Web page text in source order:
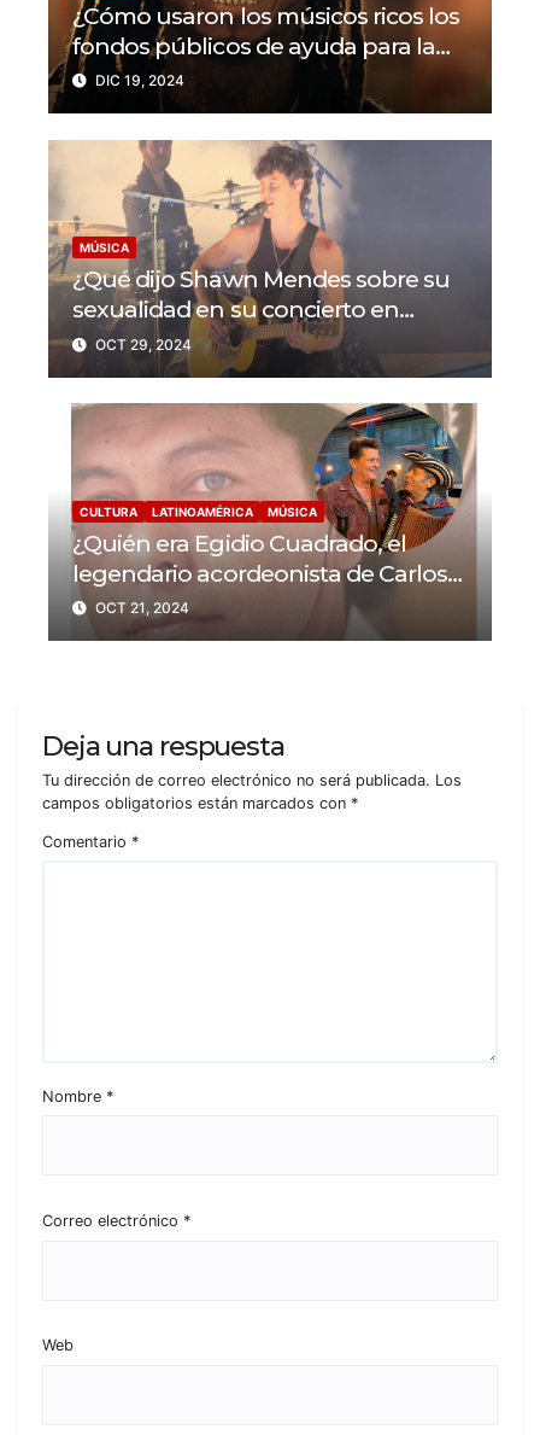
¿Cómo usaron los músicos ricos los
fondos públicos de ayuda para la
pandemia en EEUU?
DIC 19, 2024
MÚSICA
¿Qué dijo Shawn Mendes sobre su
sexualidad en su concierto en
Colorado?
OCT 29, 2024
CULTURA LATINOAMÉRICA MÚSICA
¿Quién era Egidio Cuadrado, el
legendario acordeonista de Carlos
Vives?
OCT 21, 2024
Deja una respuesta
Tu dirección de correo electrónico no será publicada. Los
campos obligatorios están marcados con *
Comentario *
Nombre *
Correo electrónico *
Web